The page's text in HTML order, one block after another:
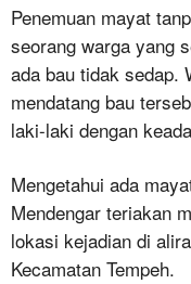
Penemuan mayat
seorang warga yang
ada bau tidak sedap.
mendatang bau
laki-laki dengan
Mengetahui ada
Mendengar teriakan
lokasi kejadian di
Kecamatan Tempeh.